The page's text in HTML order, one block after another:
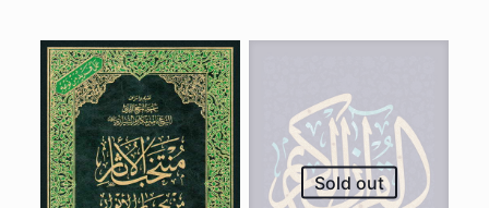
Sold out